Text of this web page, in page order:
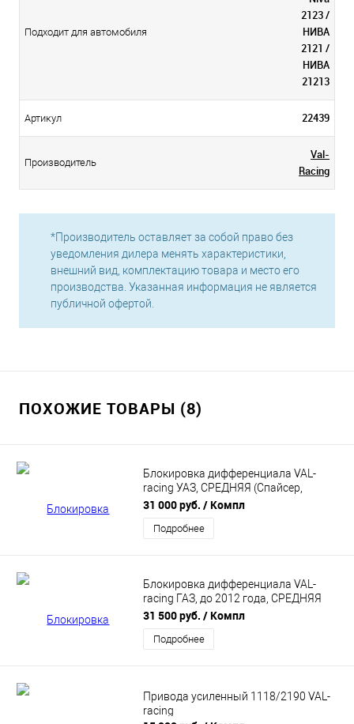
Подходит для автомобиля
2123 /
НИВА
2121 /
НИВА
21213
Артикул 22439
Производитель
Val-
Racing
*Производитель оставляет за собой право без
уведомления дилера менять характеристики,
внешний вид, комплектацию товара и место его
производства. Указанная информация не является
публичной офертой.
ПОХОЖИЕ ТОВАРЫ (8)
Блокировка дифференциала VAL-
racing УАЗ, СРЕДНЯЯ (Спайсер,
Гражданский, Тимкен) VR-12-G000002
31 000 руб. / Компл
Подробнее
Блокировка дифференциала VAL-
racing ГАЗ, до 2012 года, СРЕДНЯЯ
(Винтовая) VR-12-HA00002
31 500 руб. / Компл
Подробнее
Привода усиленный 1118/2190 VAL-
racing